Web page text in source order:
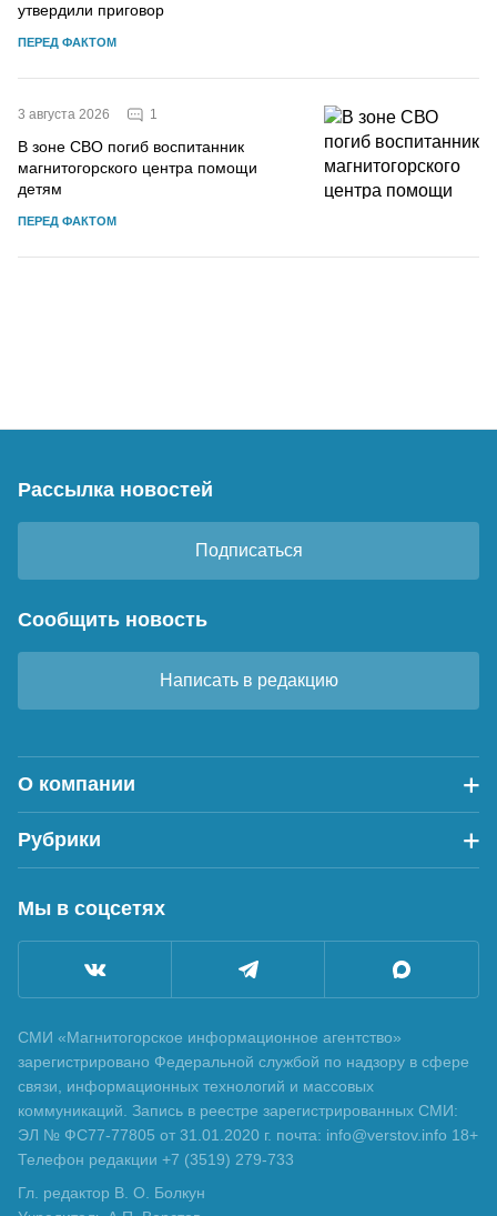
утвердили приговор
ПЕРЕД ФАКТОМ
3 августа 2026 1
В зоне СВО погиб воспитанник
магнитогорского центра помощи
детям
ПЕРЕД ФАКТОМ
Рассылка новостей
Подписаться
Сообщить новость
Написать в редакцию
О компании
Рубрики
Мы в соцсетях
СМИ «Магнитогорское информационное агентство»
зарегистрировано Федеральной службой по надзору в сфере
связи, информационных технологий и массовых
коммуникаций. Запись в реестре зарегистрированных СМИ:
ЭЛ № ФС77-77805 от 31.01.2020 г. почта: info@verstov.info 18+
Телефон редакции +7 (3519) 279-733
Гл. редактор В. О. Болкун